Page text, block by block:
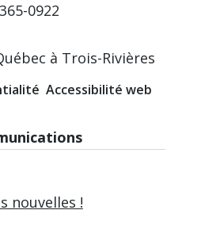
0922
à Trois-Rivières
Accessibilité web
nouvelles !